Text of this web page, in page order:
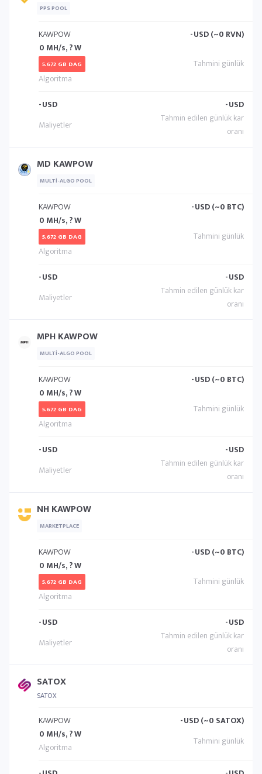
PPS POOL
KAWPOW
0 MH/s, ? W
5.672 GB DAG
-USD (~0 RVN)
-USD -USD
MD KAWPOW
MULTI-ALGO POOL
KAWPOW
0 MH/s, ? W
5.672 GB DAG
-USD (~0 BTC)
-USD -USD
MPH KAWPOW
MULTI-ALGO POOL
KAWPOW
0 MH/s, ? W
5.672 GB DAG
-USD (~0 BTC)
-USD -USD
NH KAWPOW
MARKETPLACE
KAWPOW
0 MH/s, ? W
5.672 GB DAG
-USD (~0 BTC)
-USD -USD
SATOX
SATOX
KAWPOW
0 MH/s, ? W
-USD (~0 SATOX)